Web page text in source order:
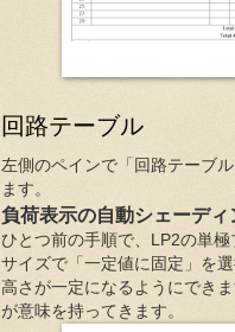
回路テーブル
左側のペインで「回路テーブ
ます。
負荷表示の自動シェーディ
ひとつ前の手順で、LP2の単
サイズで「一定値に固定」を
高さが一定になるようにでき
が意味を持ってきます。